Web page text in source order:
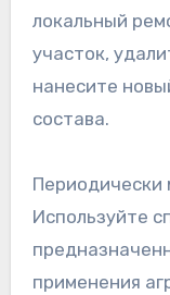
локальный
участок,
нанесите
состава.
Периодически
Используйте
применения